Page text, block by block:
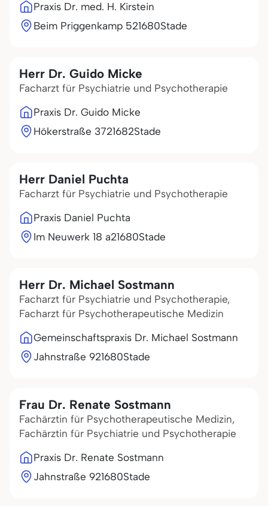
Praxis Dr. med. H. Kirstein
Beim Priggenkamp 521680Stade
Herr Dr. Guido Micke
Facharzt für Psychiatrie und Psychotherapie
Praxis Dr. Guido Micke
Hökerstraße 3721682Stade
Herr Daniel Puchta
Facharzt für Psychiatrie und Psychotherapie
Praxis Daniel Puchta
Im Neuwerk 18 a21680Stade
Herr Dr. Michael Sostmann
Facharzt für Psychiatrie und Psychotherapie,
Facharzt für Psychotherapeutische Medizin
Gemeinschaftspraxis Dr. Michael Sostmann
Jahnstraße 921680Stade
Frau Dr. Renate Sostmann
Fachärztin für Psychotherapeutische Medizin,
Fachärztin für Psychiatrie und Psychotherapie
Praxis Dr. Renate Sostmann
Jahnstraße 921680Stade